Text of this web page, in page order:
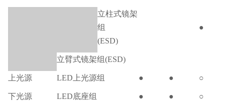
立柱式镜架
组
(ESD)
●
立臂式镜架组(ESD)
上光源 LED上光源组 ● ● ○
下光源 LED底座组 ● ● ○